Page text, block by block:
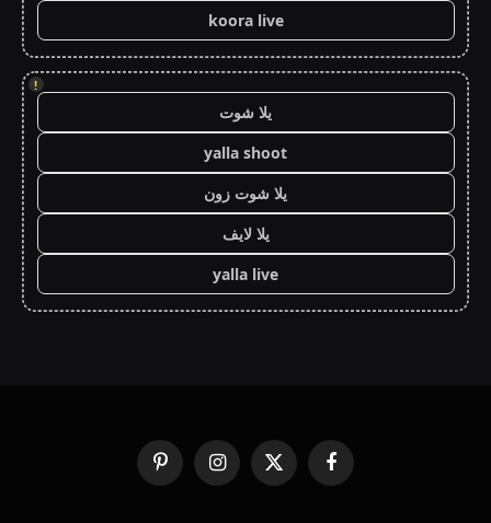
koora live
!
يلا شوت
yalla shoot
يلا شوت زون
يلا لايف
yalla live
فيسبوك
X
(Twitter)
الانستغرامبينتيريست